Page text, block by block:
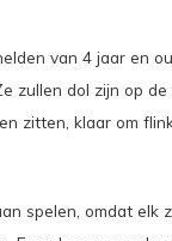
van 4 jaar en
zullen dol zijn op
zitten, klaar om
spelen, omdat elk